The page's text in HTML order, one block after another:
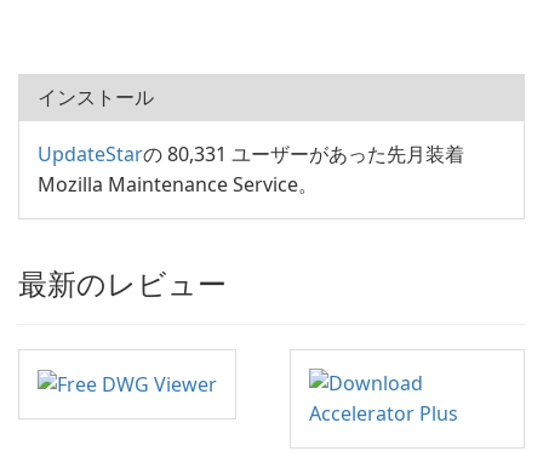
インストール
UpdateStarの 80,331 ユーザーがあった先月装着
Mozilla Maintenance Service。
最新のレビュー